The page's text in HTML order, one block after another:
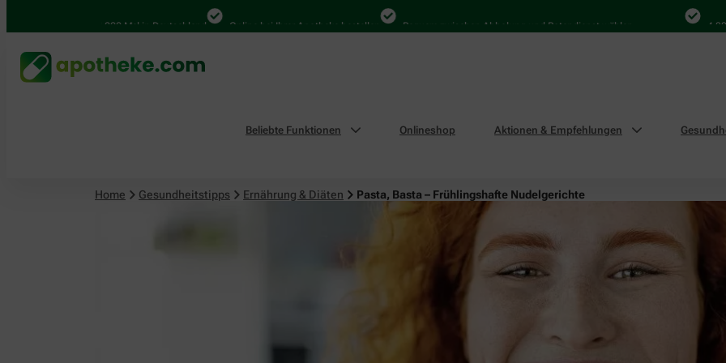
4.000 Mal in Deutschland Online bei Ihrer Apotheke bestellen Bequem zwischen Abholung und Botendienst wählen 4.000 Mal
Beliebte Funktionen Onlineshop Aktionen & Empfehlungen
Home Gesundheitstipps Ernährung & Diäten Pasta, Basta – Frühlingshafte Nudelgerichte
Ernährung & Diäten